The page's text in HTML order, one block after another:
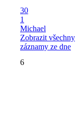
30
1
Michael
Zobrazit všechny
záznamy ze dne
6